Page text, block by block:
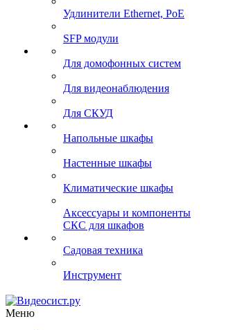
Удлинители Ethernet, PoE
SFP модули
Для домофонных систем
Для видеонаблюдения
Для СКУД
Напольные шкафы
Настенные шкафы
Климатические шкафы
Аксессуары и компоненты
СКС для шкафов
Садовая техника
Инструмент
Меню